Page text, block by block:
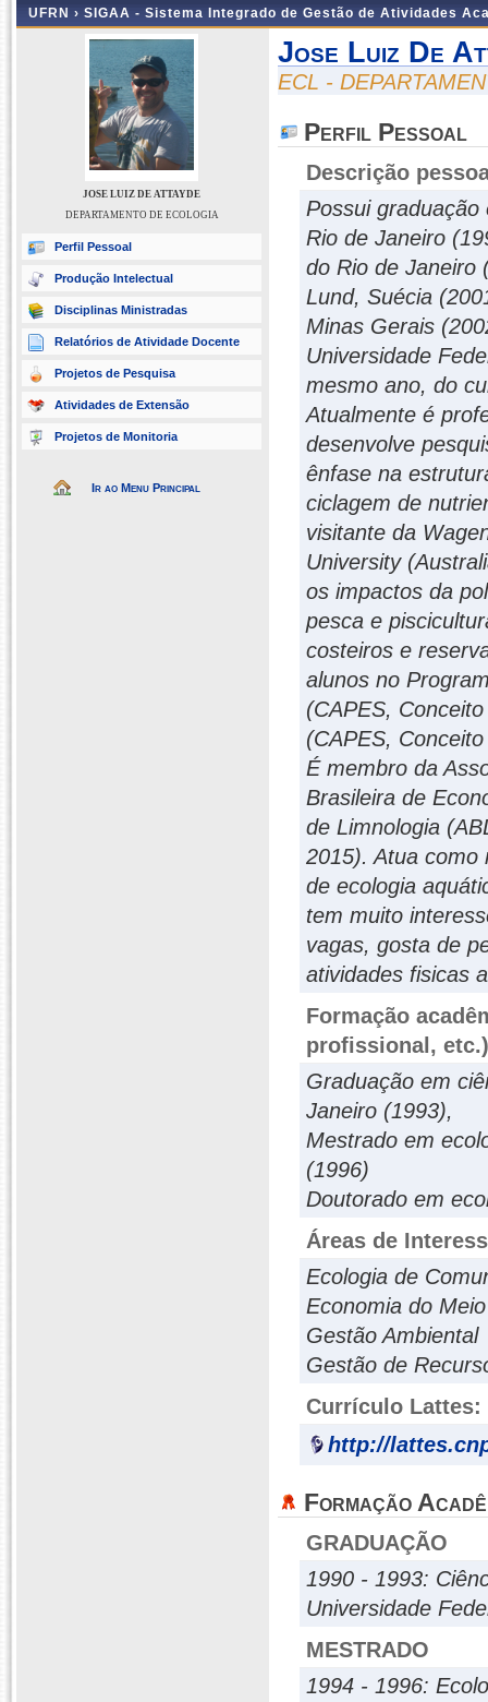
UFRN › SIGAA - Sistema Integrado de Gestão de Atividades
JOSE LUIZ DE ATTAYDE
DEPARTAMENTO DE ECOLOGIA
Perfil Pessoal
Produção Intelectual
Disciplinas Ministradas
Relatórios de Atividade Docente
Projetos de Pesquisa
Atividades de Extensão
Projetos de Monitoria
Ir ao Menu Principal
Jose Luiz De
ECL -
Perfil Pessoal
Descrição
Possui
Rio de Janeiro
do Rio de Janeiro
Lund, Suécia
Minas Gerais
Universidade
mesmo ano, do
Atualmente é
desenvolve
ênfase na
ciclagem de
visitante da
University
os impactos da
pesca e
costeiros e
alunos no
(CAPES,
(CAPES,
É membro da
Brasileira de
de Limnologia
2015). Atua como
de ecologia
tem muito
vagas, gosta de
atividades fisicas
Formação
profissional, etc.)
Graduação em
Janeiro (1993),
Mestrado em
(1996)
Doutorado em
Áreas de
Ecologia de
Economia do
Gestão Ambiental
Gestão de
Currículo Lattes:
http://
Formação
GRADUAÇÃO
1990 - 1993:
Universidade
MESTRADO
1994 - 1996: